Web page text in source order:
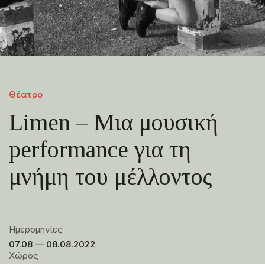
Θέατρο
Limen – Μια μουσική
performance για τη
μνήμη του μέλλοντος
Ημερομηνίες
07.08 — 08.08.2022
Χώρος